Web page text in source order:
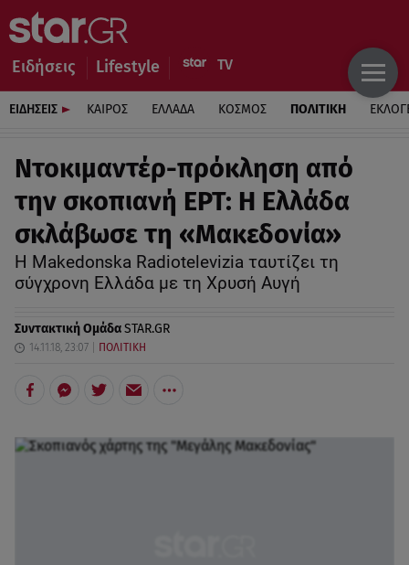
Ειδήσεις Lifestyle
ΕΙΔΗΣΕΙΣ ΚΑΙΡΟΣ ΕΛΛΑΔΑ ΚΟΣΜΟΣ ΠΟΛΙΤΙΚΗ
Ντοκιμαντέρ-πρόκληση από
την σκοπιανή ΕΡΤ: Η Ελλάδα
σκλάβωσε τη «Μακεδονία»
H Makedonska Radiotelevizia ταυτίζει τη
σύγχρονη Ελλάδα με τη Χρυσή Αυγή
Συντακτική ΟμάδαSTAR.GR
14.11.18, 23:07 ΠΟΛΙΤΙΚΗ